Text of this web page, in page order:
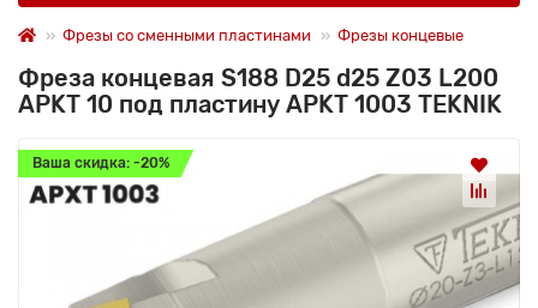
Фрезы со сменными пластинами Фрезы концевые
Фреза концевая S188 D25 d25 Z03 L200
APKT 10 под пластину APKT 1003 TEKNIK
Ваша скидка: -20%